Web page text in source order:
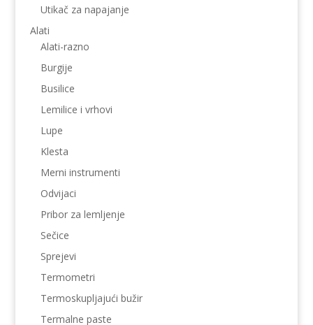
Utikač za napajanje
Alati
Alati-razno
Burgije
Busilice
Lemilice i vrhovi
Lupe
Klesta
Merni instrumenti
Odvijaci
Pribor za lemljenje
Sečice
Sprejevi
Termometri
Termoskupljajući bužir
Termalne paste